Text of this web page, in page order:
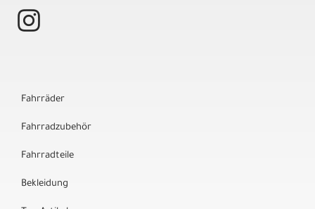
Fahrräder
Fahrradzubehör
Fahrradteile
Bekleidung